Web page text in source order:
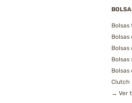
Bolsas
Bolsas
Bolsas
Bolsas
Bolsas
Clutch
→ Ver